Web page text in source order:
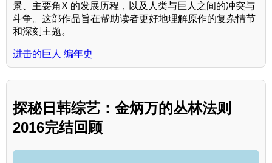
景、主要角X 的发展历程，以及人类与巨人之间的冲突与
斗争。这部作品旨在帮助读者更好地理解原作的复杂情节
和深刻主题。
进击的巨人 编年史
探秘日韩综艺：金炳万的丛林法则
2016完结回顾